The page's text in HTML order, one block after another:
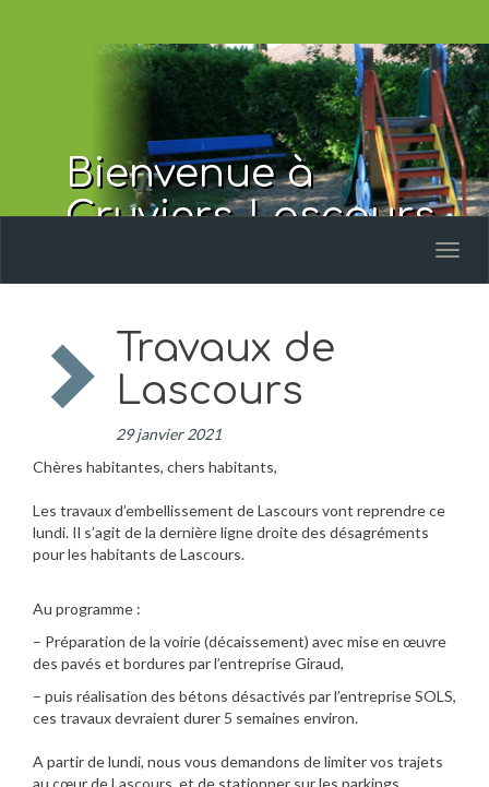
Bienvenue à
Cruviers-Lascours
Travaux de
Lascours
29 janvier 2021
Chères habitantes, chers habitants,
Les travaux d’embellissement de Lascours vont reprendre ce
lundi. Il s’agit de la dernière ligne droite des désagréments
pour les habitants de Lascours.
Au programme :
– Préparation de la voirie (décaissement) avec mise en œuvre
des pavés et bordures par l’entreprise Giraud,
– puis réalisation des bétons désactivés par l’entreprise SOLS,
ces travaux devraient durer 5 semaines environ.
A partir de lundi, nous vous demandons de limiter vos trajets
au cœur de Lascours, et de stationner sur les parkings